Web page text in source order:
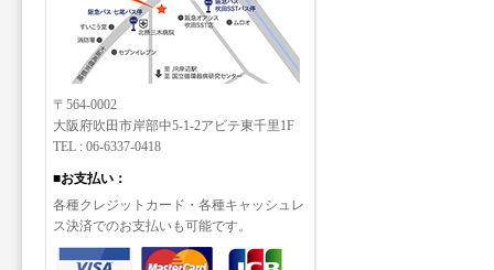
〒564-0002
大阪府吹田市岸部中5-1-2アビテ東千里1F
TEL : 06-6337-0418
■お支払い：
各種クレジットカード・各種キャッシュレ
ス決済でのお支払いも可能です。